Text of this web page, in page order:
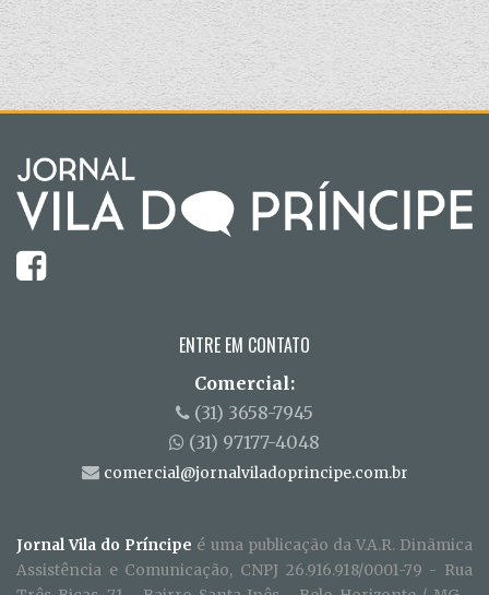
ENTRE EM CONTATO
Comercial:
(31) 3658-7945
(31) 97177-4048
comercial@jornalviladoprincipe.com.br
Jornal Vila do Príncipe é uma publicação da V.A.R. Dinãmica
Assistência e Comunicação, CNPJ 26.916.918/0001-79 - Rua